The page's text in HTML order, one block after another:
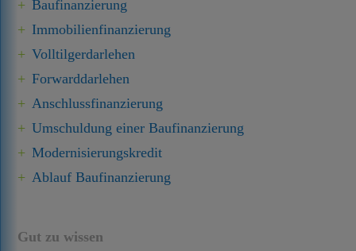
Baufinanzierung
Immobilien­finanzierung
Volltilgerdarlehen
Forward­darlehen
Anschluss­finanzierung
Umschuldung einer Baufinanzierung
Modernisierungskredit
Ablauf Baufinanzierung
Gut zu wissen